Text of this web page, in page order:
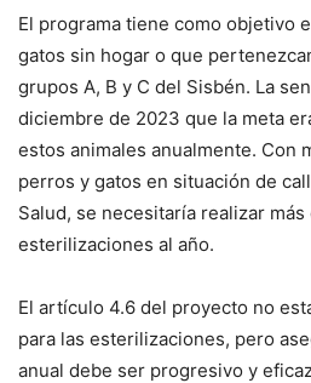
El programa tiene como objetivo
gatos sin hogar o que
grupos A, B y C del Sisbén. La
diciembre de 2023 que la meta
estos animales anualmente. Con
perros y gatos en situación de
Salud, se necesitaría realizar
esterilizaciones al año.
El artículo 4.6 del proyecto no
para las esterilizaciones, pero
anual debe ser progresivo y